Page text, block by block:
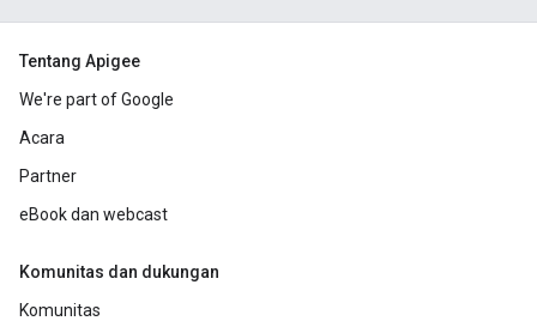
Tentang Apigee
We're part of Google
Acara
Partner
eBook dan webcast
Komunitas dan dukungan
Komunitas